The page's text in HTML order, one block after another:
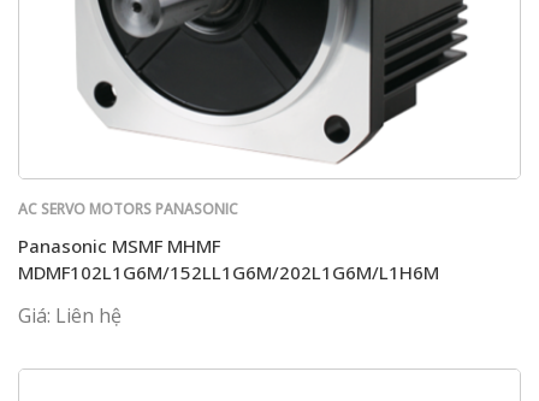
AC SERVO MOTORS PANASONIC
Panasonic MSMF MHMF
MDMF102L1G6M/152LL1G6M/202L1G6M/L1H6M
Giá: Liên hệ